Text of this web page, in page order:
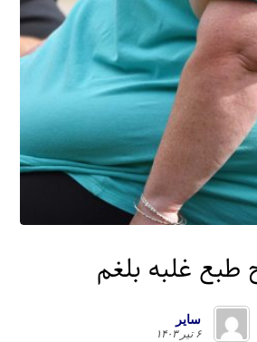
طبع غلبه بلغم
سایر
۶ تیر ۱۴۰۳